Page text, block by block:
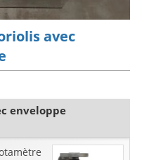
avec
enveloppe